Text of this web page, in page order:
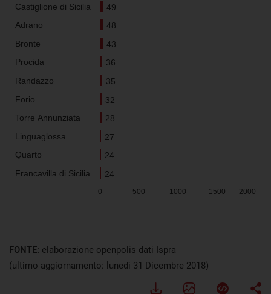
FONTE: elaborazione openpolis dati Ispra
(ultimo aggiornamento: lunedì 31 Dicembre 2018)